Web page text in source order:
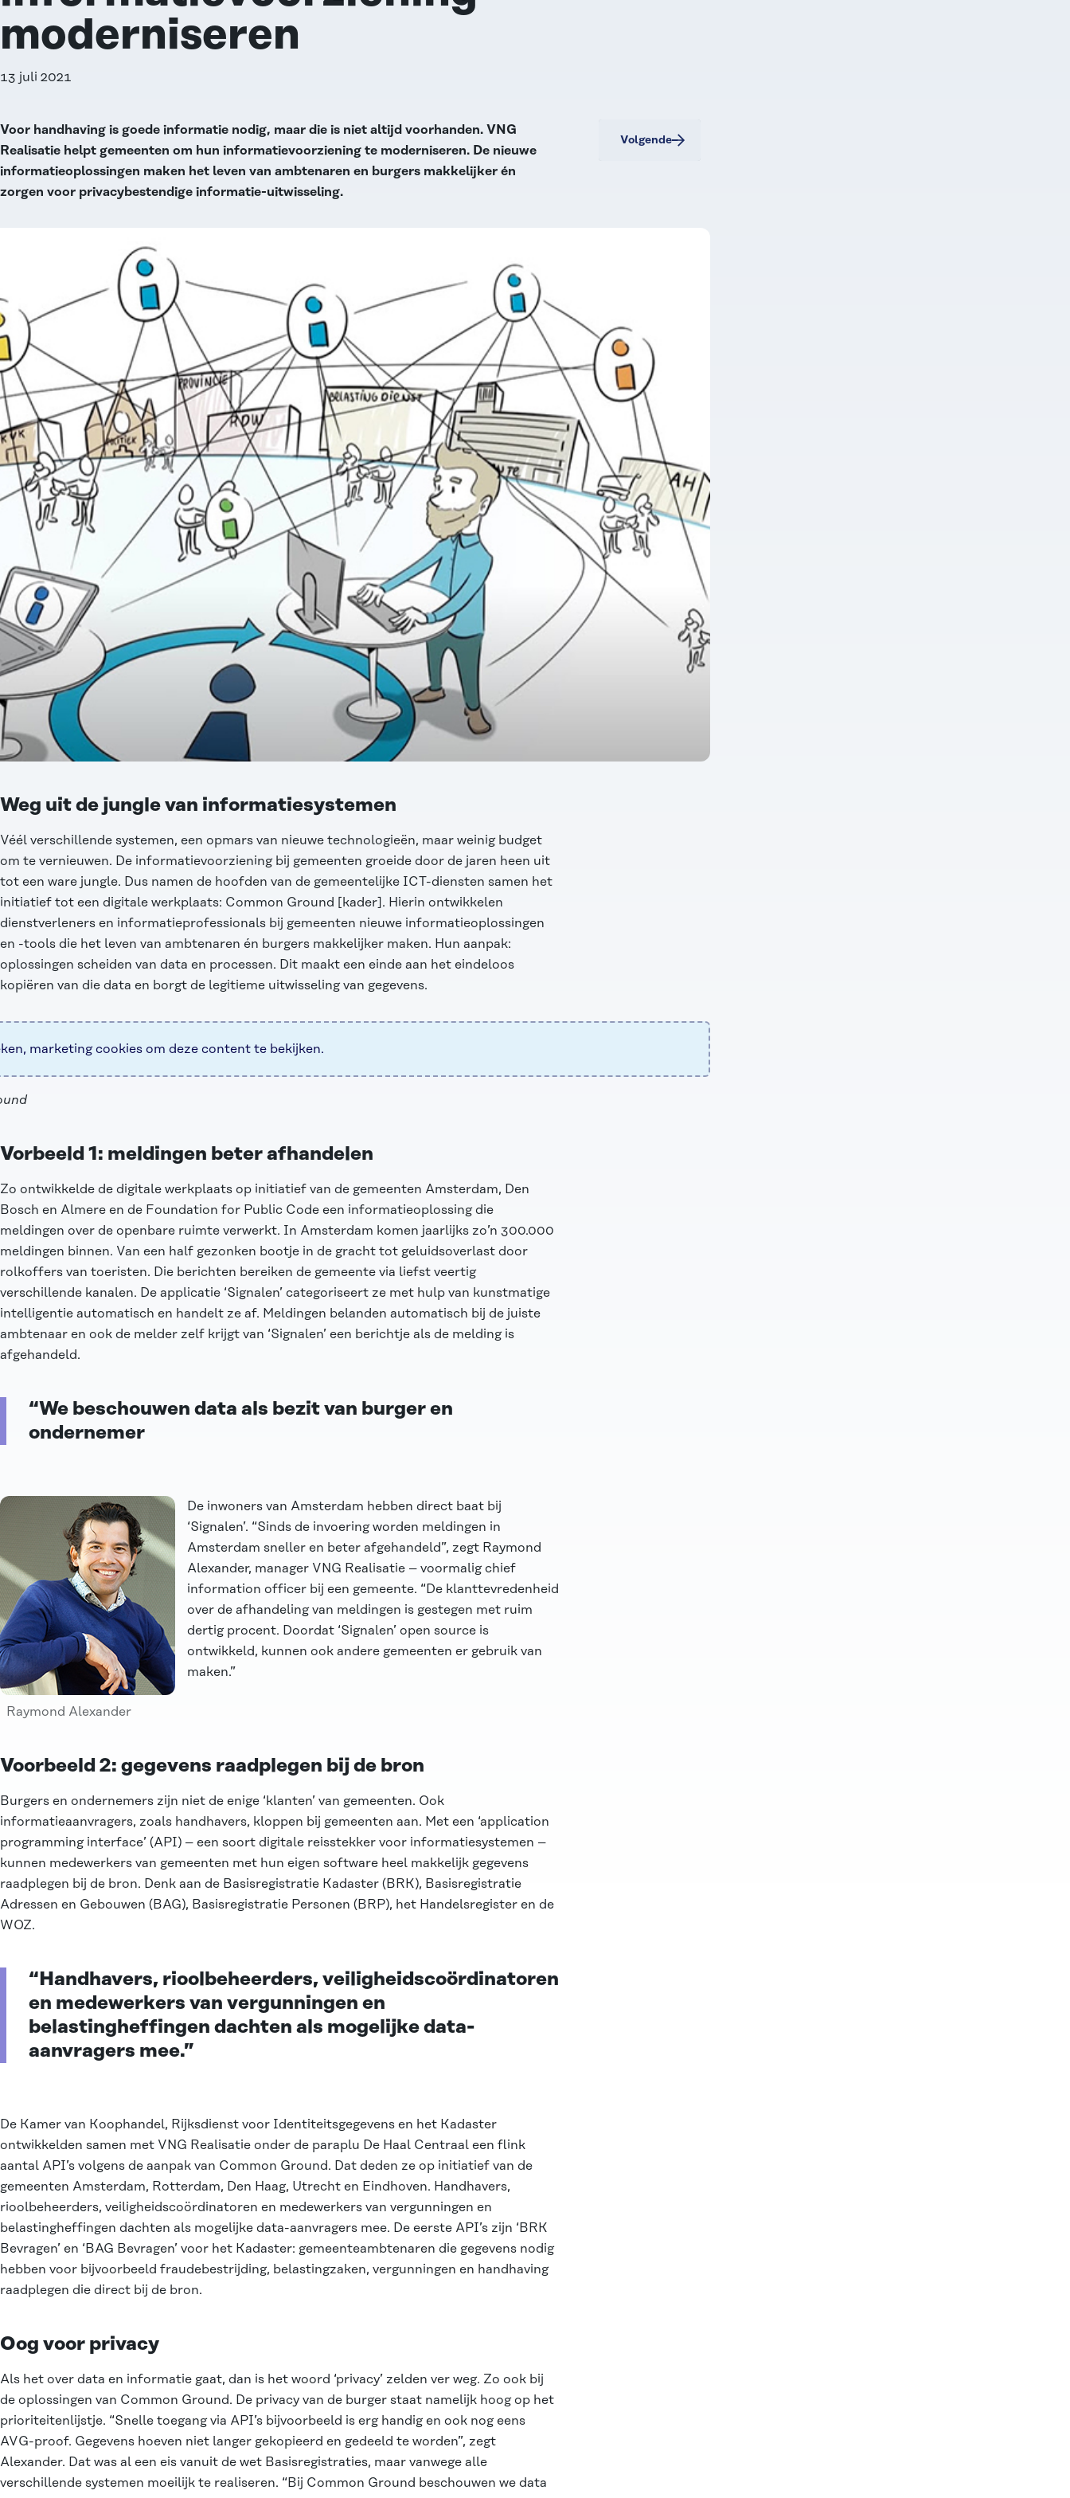
moderniseren
13 juli 2021
Volgende
Voor handhaving is goede informatie nodig, maar die is niet altijd voorhanden. VNG
Realisatie helpt gemeenten om hun informatievoorziening te moderniseren. De nieuwe
informatieoplossingen maken het leven van ambtenaren en burgers makkelijker én
zorgen voor privacybestendige informatie-uitwisseling.
Weg uit de jungle van informatiesystemen
Véél verschillende systemen, een opmars van nieuwe technologieën, maar weinig budget
om te vernieuwen. De informatievoorziening bij gemeenten groeide door de jaren heen uit
tot een ware jungle. Dus namen de hoofden van de gemeentelijke ICT-diensten samen het
initiatief tot een digitale werkplaats: Common Ground
[kader]. Hierin ontwikkelen
dienstverleners en informatieprofessionals bij gemeenten nieuwe informatieoplossingen
en -tools die het leven van ambtenaren én burgers makkelijker maken. Hun aanpak:
oplossingen scheiden van data en processen. Dit maakt een einde aan het eindeloos
kopiëren van die data en borgt de legitieme uitwisseling van gegevens.
marketingcookies om deze content te bekijken.
Vorbeeld 1: meldingen beter afhandelen
Zo ontwikkelde de digitale werkplaats op initiatief van de gemeenten Amsterdam, Den
Bosch en Almere en de Foundation for Public Code een informatieoplossing die
meldingen over de openbare ruimte verwerkt. In Amsterdam komen jaarlijks zo’n 300.000
meldingen binnen. Van een half gezonken bootje in de gracht tot geluidsoverlast door
rolkoffers van toeristen. Die berichten bereiken de gemeente via liefst veertig
verschillende kanalen. De applicatie ‘Signalen’ categoriseert ze met hulp van kunstmatige
intelligentie automatisch en handelt ze af. Meldingen belanden automatisch bij de juiste
ambtenaar en ook de melder zelf krijgt van ‘Signalen’ een berichtje als de melding is
afgehandeld.
“We beschouwen data als bezit van burger en
ondernemer
Raymond Alexander
De inwoners van Amsterdam hebben direct baat bij
‘Signalen’. “Sinds de invoering worden meldingen in
Amsterdam sneller en beter afgehandeld”, zegt Raymond
Alexander, manager VNG Realisatie – voormalig chief
information officer bij een gemeente. “De klanttevredenheid
over de afhandeling van meldingen is gestegen met ruim
dertig procent. Doordat ‘Signalen’ open source is
ontwikkeld, kunnen ook andere gemeenten er gebruik van
maken.”
Voorbeeld 2: gegevens raadplegen bij de bron
Burgers en ondernemers zijn niet de enige ‘klanten’ van gemeenten. Ook
informatieaanvragers, zoals handhavers, kloppen bij gemeenten aan. Met een ‘application
programming interface’ (API) – een soort digitale reisstekker voor informatiesystemen –
kunnen medewerkers van gemeenten met hun eigen software heel makkelijk gegevens
raadplegen bij de bron. Denk aan de Basisregistratie Kadaster (BRK), Basisregistratie
Adressen en Gebouwen (BAG), Basisregistratie Personen (BRP), het Handelsregister en de
WOZ.
“Handhavers, rioolbeheerders, veiligheidscoördinatoren
en medewerkers van vergunningen en
belastingheffingen dachten als mogelijke data-
aanvragers mee.”
De Kamer van Koophandel, Rijksdienst voor Identiteitsgegevens en het Kadaster
ontwikkelden samen met VNG Realisatie onder de paraplu De Haal Centraal een flink
aantal API’s volgens de aanpak van Common Ground. Dat deden ze op initiatief van de
gemeenten Amsterdam, Rotterdam, Den Haag, Utrecht en Eindhoven. Handhavers,
rioolbeheerders, veiligheidscoördinatoren en medewerkers van vergunningen en
belastingheffingen dachten als mogelijke data-aanvragers mee. De eerste API’s zijn ‘BRK
Bevragen’ en ‘BAG Bevragen’ voor het Kadaster: gemeenteambtenaren die gegevens nodig
hebben voor bijvoorbeeld fraudebestrijding, belastingzaken, vergunningen en handhaving
raadplegen die direct bij de bron.
Oog voor privacy
Als het over data en informatie gaat, dan is het woord ‘privacy’ zelden ver weg. Zo ook bij
de oplossingen van Common Ground. De privacy van de burger staat namelijk hoog op het
prioriteitenlijstje. “Snelle toegang via API’s bijvoorbeeld is erg handig en ook nog eens
AVG-proof. Gegevens hoeven niet langer gekopieerd en gedeeld te worden”, zegt
Alexander. Dat was al een eis vanuit de wet Basisregistraties, maar vanwege alle
verschillende systemen moeilijk te realiseren. “Bij Common Ground beschouwen we data